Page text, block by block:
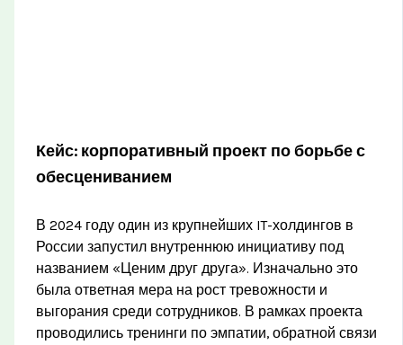
Кейс: корпоративный проект по борьбе с
обесцениванием
В 2024 году один из крупнейших IT-холдингов в
России запустил внутреннюю инициативу под
названием «Ценим друг друга». Изначально это
была ответная мера на рост тревожности и
выгорания среди сотрудников. В рамках проекта
проводились тренинги по эмпатии, обратной связи